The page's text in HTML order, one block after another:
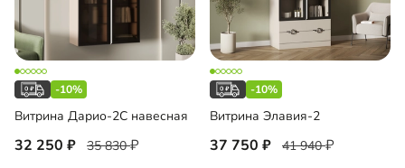
-10%
Витрина Дарио-2С навесная
32 250 35 830
-10%
Витрина Элавия-2
37 750 41 940